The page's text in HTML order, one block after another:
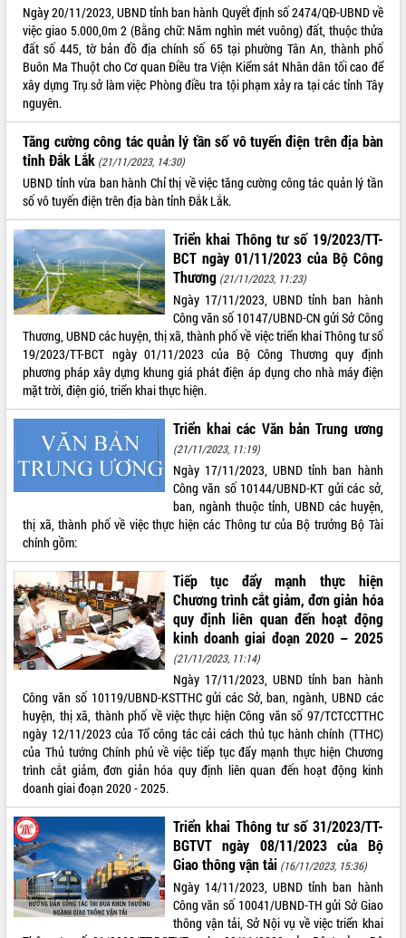
Ngày 20/11/2023, UBND tỉnh ban hành Quyết định số 2474/QĐ-UBND về
việc giao 5.000,0m 2 (Bằng chữ: Năm nghìn mét vuông) đất, thuộc thửa
đất số 445, tờ bản đồ địa chính số 65 tại phường Tân An, thành phố
Buôn Ma Thuột cho Cơ quan Điều tra Viện Kiểm sát Nhân dân tối cao để
xây dựng Trụ sở làm việc Phòng điều tra tội phạm xảy ra tại các tỉnh Tây
nguyên.
Tăng cường công tác quản lý tần số vô tuyến điện trên địa bàn
tỉnh Đắk Lắk (21/11/2023, 14:30)
UBND tỉnh vừa ban hành Chỉ thị về việc tăng cường công tác quản lý tần
số vô tuyến điện trên địa bàn tỉnh Đắk Lắk.
Triển khai Thông tư số 19/2023/TT-
BCT ngày 01/11/2023 của Bộ Công
Thương (21/11/2023, 11:23)
Ngày 17/11/2023, UBND tỉnh ban hành
Công văn số 10147/UBND-CN gửi Sở Công
Thương, UBND các huyện, thị xã, thành phố về việc triển khai Thông tư số
19/2023/TT-BCT ngày 01/11/2023 của Bộ Công Thương quy định
phương pháp xây dựng khung giá phát điện áp dụng cho nhà máy điện
mặt trời, điện gió, triển khai thực hiện.
Triển khai các Văn bản Trung ương
(21/11/2023, 11:19)
Ngày 17/11/2023, UBND tỉnh ban hành
Công văn số 10144/UBND-KT gửi các sở,
ban, ngành thuộc tỉnh, UBND các huyện,
thị xã, thành phố về việc thực hiện các Thông tư của Bộ trưởng Bộ Tài
chính gồm:
Tiếp tục đẩy mạnh thực hiện
Chương trình cắt giảm, đơn giản hóa
quy định liên quan đến hoạt động
kinh doanh giai đoạn 2020 – 2025
(21/11/2023, 11:14)
Ngày 17/11/2023, UBND tỉnh ban hành
Công văn số 10119/UBND-KSTTHC gửi các Sở, ban, ngành, UBND các
huyện, thị xã, thành phố về việc thực hiện Công văn số 97/TCTCCTTHC
ngày 12/11/2023 của Tổ công tác cải cách thủ tục hành chính (TTHC)
của Thủ tướng Chính phủ về việc tiếp tục đẩy mạnh thực hiện Chương
trình cắt giảm, đơn giản hóa quy định liên quan đến hoạt động kinh
doanh giai đoạn 2020 - 2025.
Triển khai Thông tư số 31/2023/TT-
BGTVT ngày 08/11/2023 của Bộ
Giao thông vận tải (16/11/2023, 15:36)
Ngày 14/11/2023, UBND tỉnh ban hành
Công văn số 10041/UBND-TH gửi Sở Giao
thông vận tải, Sở Nội vụ về việc triển khai